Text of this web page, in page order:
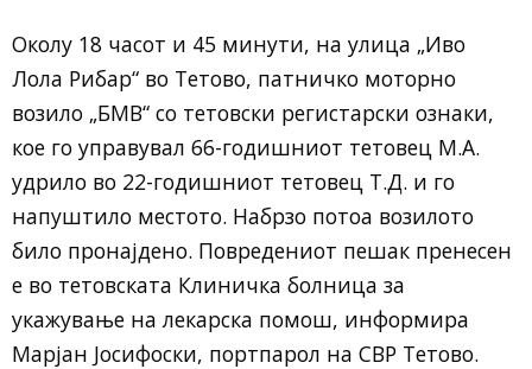
Околу 18 часот и 45 минути, на улица „Иво
Лола Рибар“ во Тетово, патничко моторно
возило „БМВ“ со тетовски регистарски ознаки,
кое го управувал 66-годишниот тетовец М.А.
удрило во 22-годишниот тетовец Т.Д. и го
напуштило местото. Набрзо потоа возилото
било пронајдено. Повредениот пешак пренесен
е во тетовската Клиничка болница за
укажување на лекарска помош, информира
Марјан Јосифоски, портпарол на СВР Тетово.